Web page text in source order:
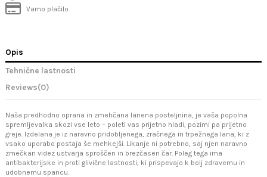
Varno plačilo.
Opis
Tehnične lastnosti
Reviews(0)
Naša predhodno oprana in zmehčana lanena posteljnina, je vaša popolna
spremljevalka skozi vse leto – poleti vas prijetno hladi, pozimi pa prijetno
greje. Izdelana je iz naravno pridobljenega, zračnega in trpežnega lana, ki z
vsako uporabo postaja še mehkejši. Likanje ni potrebno, saj njen naravno
zmečkan videz ustvarja sproščen in brezčasen čar. Poleg tega ima
antibakterijske in proti glivične lastnosti, ki prispevajo k bolj zdravemu in
udobnemu spancu.